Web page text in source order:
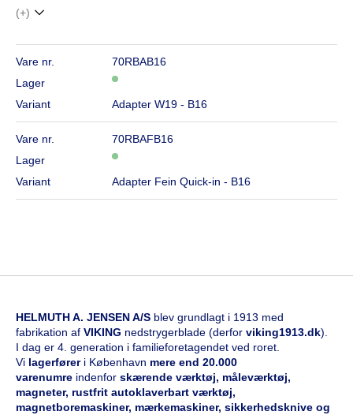
(+)
Vare nr.
70RBAB16
Lager
Variant
Adapter W19 - B16
Vare nr.
70RBAFB16
Lager
Variant
Adapter Fein Quick-in - B16
HELMUTH A. JENSEN A/S blev grundlagt i 1913 med
fabrikation af VIKING nedstrygerblade (derfor viking1913.dk).
I dag er 4. generation i familieforetagendet ved roret.
Vi lagerfører i København mere end 20.000
varenumre indenfor skærende værktøj, måleværktøj,
magneter, rustfrit autoklaverbart værktøj,
magnetboremaskiner, mærkemaskiner, sikkerhedsknive og